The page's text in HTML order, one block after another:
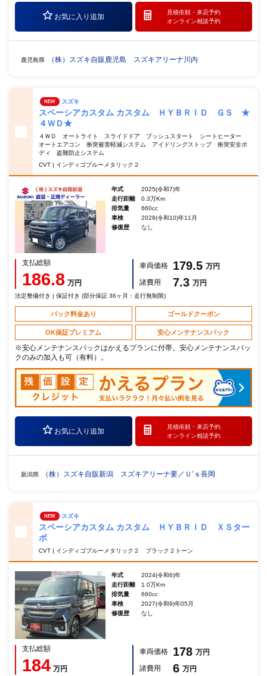
お気に入り追加
見積依頼・ 来店予約
オンライン相談予約
鹿児島県 （株）スズキ自販鹿児島 スズキアリーナ川内
NEW スズキ
スペーシアカスタム カスタム ＨＹＢＲＩＤ ＧＳ ★
４ＷＤ★
４ＷＤ オートライト スライドドア プッシュスタート シートヒーター
オートエアコン 衝突被害軽減システム アイドリングストップ 衝突安全ボ
ディ 盗難防止システム
CVT | インディゴブルーメタリック２
年式
2025(令和7)年
走行距離
0.3万Km
排気量
660cc
車検
2028(令和10)年11月
修復歴
なし
支払総額
186.8 万円
車両価格 179.5 万円
諸費用
7.3 万円
法定整備付き | 保証付き (部分保証 36ヶ月：走行無制限)
パック料金あり ゴールドクーポン
OK保証プレミアム 安心メンテナンスパック
※安心メンテナンスパックはかえるプランに付帯。安心メンテナンスパッ
クのみの加入も可（有料）。
お気に入り追加
見積依頼・ 来店予約
オンライン相談予約
新潟県 （株）スズキ自販新潟 スズキアリーナ要／Ｕ’ｓ長岡
NEW スズキ
スペーシアカスタム カスタム ＨＹＢＲＩＤ ＸＳター
ボ
CVT | インディゴブルーメタリック２ ブラック２トーン
年式
2024(令和6)年
走行距離
1.0万Km
排気量
660cc
車検
2027(令和9)年05月
修復歴
なし
支払総額
184 万円
車両価格 178 万円
諸費用
6 万円